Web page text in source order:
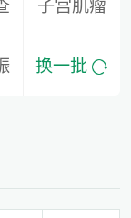
子宫肌瘤
换一批